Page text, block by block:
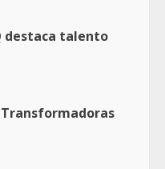
destaca talento